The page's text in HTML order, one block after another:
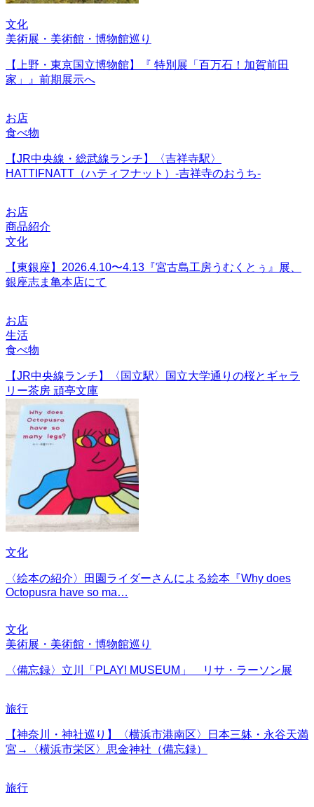
文化
美術展・美術館・博物館巡り
【上野・東京国立博物館】『 特別展「百万石！加賀前田
家」』前期展示へ
お店
食べ物
【JR中央線・総武線ランチ】〈吉祥寺駅〉
HATTIFNATT（ハティフナット）-吉祥寺のおうち-
お店
商品紹介
文化
【東銀座】2026.4.10〜4.13『宮古島工房うむくとぅ』展、
銀座志ま亀本店にて
お店
生活
食べ物
【JR中央線ランチ】〈国立駅〉国立大学通りの桜とギャラ
リー茶房 頑亭文庫
文化
〈絵本の紹介〉田園ライダーさんによる絵本『Why does
Octopusra have so ma…
文化
美術展・美術館・博物館巡り
〈備忘録〉立川「PLAY! MUSEUM」 リサ・ラーソン展
旅行
【神奈川・神社巡り】〈横浜市港南区〉日本三躰・永谷天満
宮→〈横浜市栄区〉思金神社（備忘録）
旅行